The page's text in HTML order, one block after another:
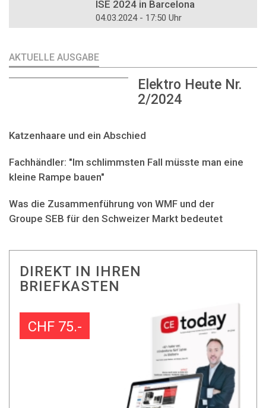
ISE 2024 in Barcelona
04.03.2024 - 17:50 Uhr
AKTUELLE AUSGABE
Elektro Heute Nr.
2/2024
Katzenhaare und ein Abschied
Fachhändler: "Im schlimmsten Fall müsste man eine
kleine Rampe bauen"
Was die Zusammenführung von WMF und der
Groupe SEB für den Schweizer Markt bedeutet
DIREKT IN IHREN
BRIEFKASTEN
CHF 75.-